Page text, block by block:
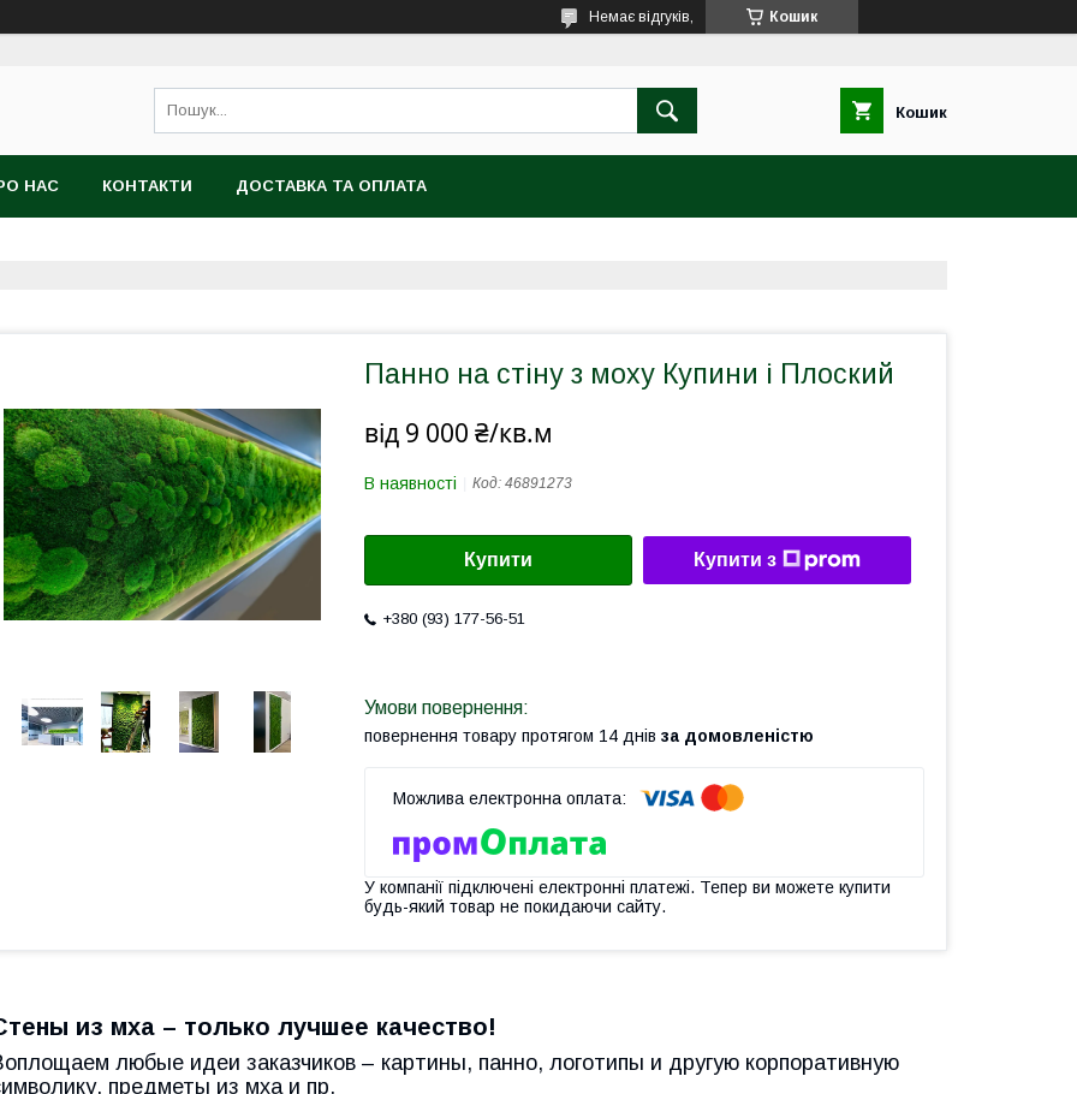
Кошик
Немає відгуків,
Кошик
НАС КОНТАКТИ ДОСТАВКА ТА ОПЛАТА
Панно на стіну з моху Купини і Плоский
від 9 000 ₴/кв.м
В наявності Код: 46891273
Купити Купити з
+380 (93) 177-56-51
повернення товару протягом 14 днів за домовленістю
У компанії підключені електронні платежі. Тепер ви можете купити
будь-який товар не покидаючи сайту.
из мха – только лучшее качество!
любые идеи заказчиков – картины, панно, логотипы и другую корпоративную
предметы из мха и пр.